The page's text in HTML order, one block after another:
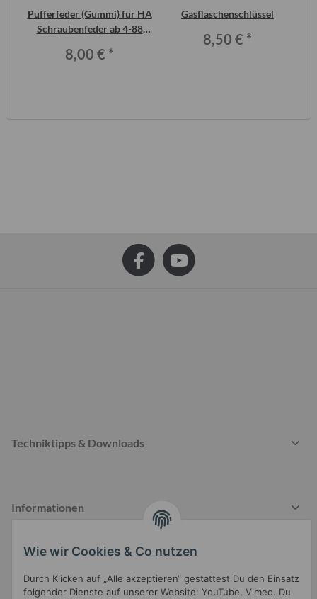
Pufferfeder (Gummi) für HA
Schraubenfeder ab 4-88
8,00 € *
Gasflaschenschlüssel
8,50 € *
Techniktipps & Downloads
Informationen
Gesetzliche Informationen
Wie wir Cookies & Co nutzen
Durch Klicken auf „Alle akzeptieren“ gestattest Du den Einsatz
folgender Dienste auf unserer Website: YouTube, Vimeo. Du